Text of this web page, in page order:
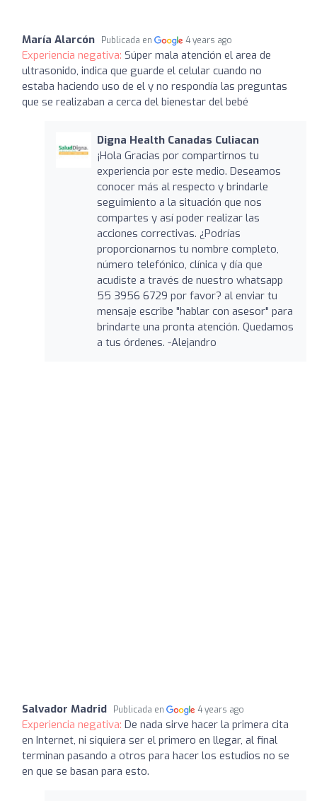
María Alarcón Publicada en 4 years ago
Experiencia negativa: Súper mala atención el area de
ultrasonido, indica que guarde el celular cuando no
estaba haciendo uso de el y no respondía las preguntas
que se realizaban a cerca del bienestar del bebé
Digna Health Canadas Culiacan
¡Hola Gracias por compartirnos tu
experiencia por este medio. Deseamos
conocer más al respecto y brindarle
seguimiento a la situación que nos
compartes y así poder realizar las
acciones correctivas. ¿Podrías
proporcionarnos tu nombre completo,
número telefónico, clínica y día que
acudiste a través de nuestro whatsapp
55 3956 6729 por favor? al enviar tu
mensaje escribe "hablar con asesor" para
brindarte una pronta atención. Quedamos
a tus órdenes. -Alejandro
Salvador Madrid Publicada en 4 years ago
Experiencia negativa: De nada sirve hacer la primera cita
en Internet, ni siquiera ser el primero en llegar, al final
terminan pasando a otros para hacer los estudios no se
en que se basan para esto.